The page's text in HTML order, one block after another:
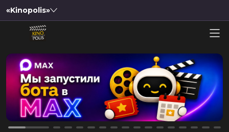
«Kinopolis»